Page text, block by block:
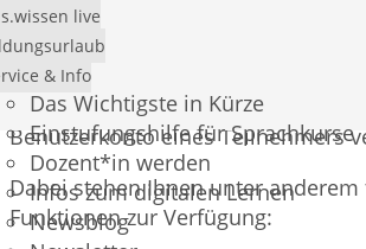
live
& Info
Das Wichtigste in Kürze
Einstufungshilfe für Sprachkurse
Dozent*in werden
Infos zum digitalen Lernen
Newsblog
Demo-Login
Mit dem Benutzer
andresskönnen Sie sich einen
Benutzerkonto eines Teilnehmers
Dabei stehen Ihnen unter
Funktionen zur Verfügung: